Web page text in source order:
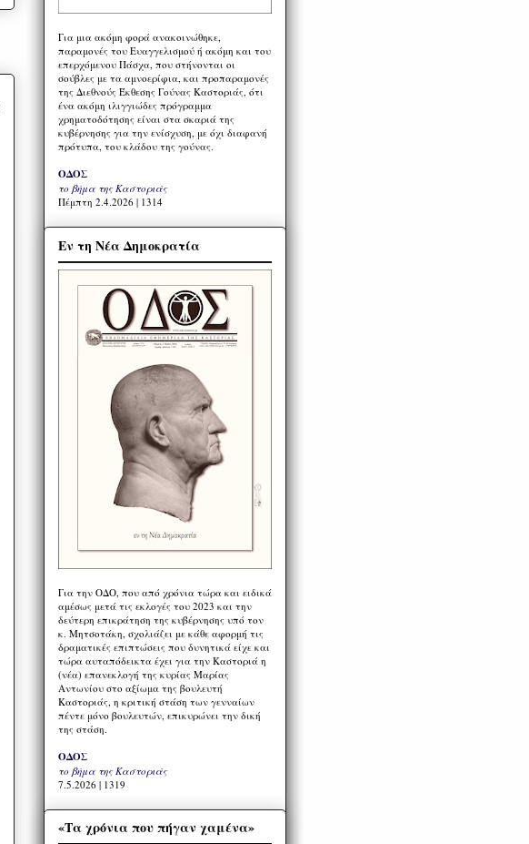
Για μια ακόμη φορά ανακοινώθηκε,
παραμονές του Ευαγγελισμού ή ακόμη και του
επερχόμενου Πάσχα, που στήνονται οι
σούβλες με τα αμνοερίφια, και προπαραμονές
της Διεθνούς Έκθεσης Γούνας Καστοριάς, ότι
ένα ακόμη ιλιγγιώδες πρόγραμμα
χρηματοδότησης είναι στα σκαριά της
κυβέρνησης για την ενίσχυση, με όχι διαφανή
πρότυπα, του κλάδου της γούνας.
ΟΔΟΣ
το βήμα της Καστοριάς
Πέμπτη 2.4.2026 | 1314
Εν τη Νέα Δημοκρατία
Για την ΟΔΟ, που από χρόνια τώρα και ειδικά
αμέσως μετά τις εκλογές του 2023 και την
δεύτερη επικράτηση της κυβέρνησης υπό τον
κ. Μητσοτάκη, σχολιάζει με κάθε αφορμή τις
δραματικές επιπτώσεις που δυνητικά είχε και
τώρα αυταπόδεικτα έχει για την Καστοριά η
(νέα) επανεκλογή της κυρίας Μαρίας
Αντωνίου στο αξίωμα της βουλευτή
Καστοριάς, η κριτική στάση των γενναίων
πέντε μόνο βουλευτών, επικυρώνει την δική
της στάση.
ΟΔΟΣ
το βήμα της Καστοριάς
7.5.2026 | 1319
«Τα χρόνια που πήγαν χαμένα»